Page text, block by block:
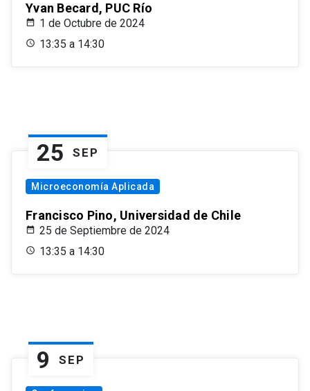
Yvan Becard, PUC Río
1 de Octubre de 2024
13:35 a 14:30
25 SEP
Microeconomía Aplicada
Francisco Pino, Universidad de Chile
25 de Septiembre de 2024
13:35 a 14:30
9 SEP